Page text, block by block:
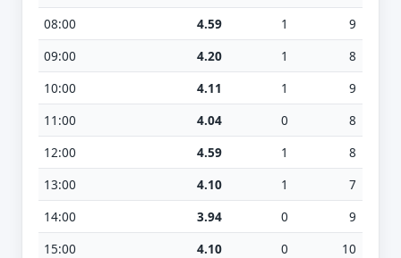
08:00
4.59 1
9
09:00
4.20 1
8
10:00
4.11 1
9
11:00
4.04 0
8
12:00
4.59 1
8
13:00
4.10 1
7
14:00
3.94 0
9
15:00
4.10 0
10